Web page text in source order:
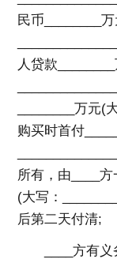
民币________万
人贷款
________万元(
购买时首付
所有，由____
(大写：
后第二天付清;
____方有义